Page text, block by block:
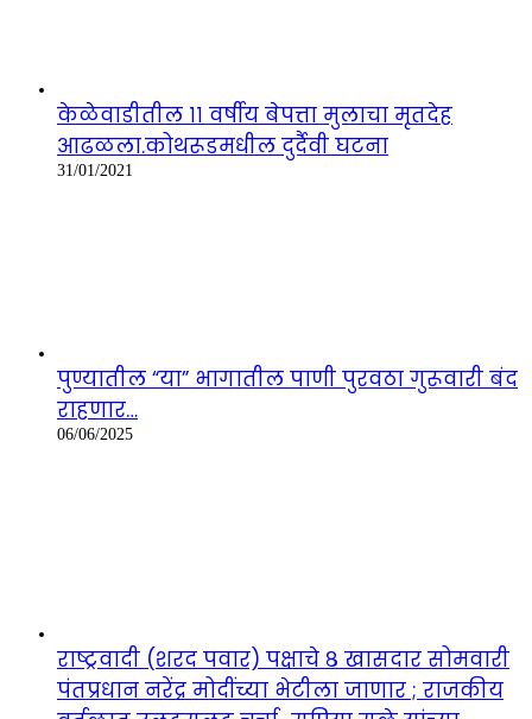
केळेवाडीतील ११ वर्षीय बेपत्ता मुलाचा मृतदेह
आढळला.कोथरूडमधील दुर्दैवी घटना
31/01/2021
पुण्यातील “या” भागातील पाणी पुरवठा गुरूवारी बंद
राहणार…
06/06/2025
राष्ट्रवादी (शरद पवार) पक्षाचे ८ खासदार सोमवारी
पंतप्रधान नरेंद्र मोदींच्या भेटीला जाणार ; राजकीय